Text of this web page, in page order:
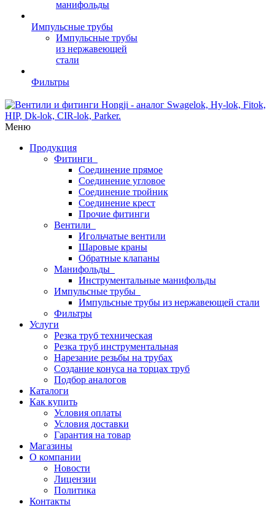
манифольды
Импульсные трубы
Импульсные трубы
из нержавеющей
стали
Фильтры
Меню
Продукция
Фитинги
Соединение прямое
Соединение угловое
Соединение тройник
Соединение крест
Прочие фитинги
Вентили
Игольчатые вентили
Шаровые краны
Обратные клапаны
Манифольды
Инструментальные манифольды
Импульсные трубы
Импульсные трубы из нержавеющей стали
Фильтры
Услуги
Резка труб техническая
Резка труб инструментальная
Нарезание резьбы на трубах
Создание конуса на торцах труб
Подбор аналогов
Каталоги
Как купить
Условия оплаты
Условия доставки
Гарантия на товар
Магазины
О компании
Новости
Лицензии
Политика
Контакты